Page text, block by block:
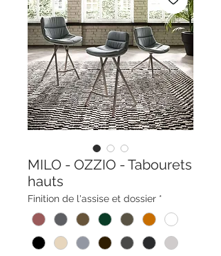
MILO - OZZIO - Tabourets
hauts
Finition de l'assise et dossier *